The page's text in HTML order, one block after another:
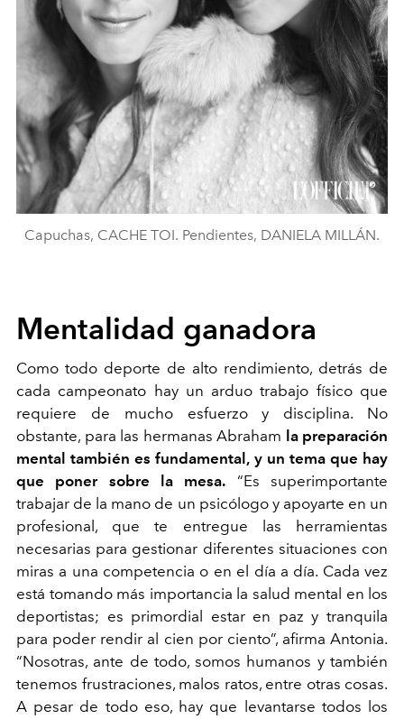
Capuchas, CACHE TOI. Pendientes, DANIELA MILLÁN.
Mentalidad ganadora
Como todo deporte de alto rendimiento, detrás de
cada campeonato hay un arduo trabajo físico que
requiere de mucho esfuerzo y disciplina. No
obstante, para las hermanas Abraham la preparación
mental también es fundamental, y un tema que hay
que poner sobre la mesa. “Es superimportante
trabajar de la mano de un psicólogo y apoyarte en un
profesional, que te entregue las herramientas
necesarias para gestionar diferentes situaciones con
miras a una competencia o en el día a día. Cada vez
está tomando más importancia la salud mental en los
deportistas; es primordial estar en paz y tranquila
para poder rendir al cien por ciento”, afirma Antonia.
“Nosotras, ante de todo, somos humanos y también
tenemos frustraciones, malos ratos, entre otras cosas.
A pesar de todo eso, hay que levantarse todos los